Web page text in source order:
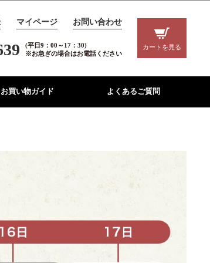
マイページ お問い合わせ
(平日9：00～17：30)
※お急ぎの場合はお電話ください
カートを見る
お買い物ガイド よくあるご質問